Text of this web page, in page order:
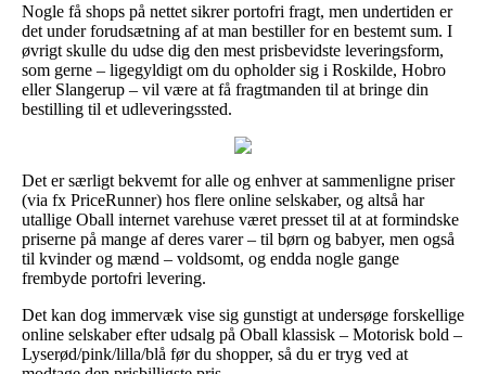
Nogle få shops på nettet sikrer portofri fragt, men undertiden er
det under forudsætning af at man bestiller for en bestemt sum. I
øvrigt skulle du udse dig den mest prisbevidste leveringsform,
som gerne – ligegyldigt om du opholder sig i Roskilde, Hobro
eller Slangerup – vil være at få fragtmanden til at bringe din
bestilling til et udleveringssted.
Det er særligt bekvemt for alle og enhver at sammenligne priser
(via fx PriceRunner) hos flere online selskaber, og altså har
utallige Oball internet varehuse været presset til at at formindske
priserne på mange af deres varer – til børn og babyer, men også
til kvinder og mænd – voldsomt, og endda nogle gange
frembyde portofri levering.
Det kan dog immervæk vise sig gunstigt at undersøge forskellige
online selskaber efter udsalg på Oball klassisk – Motorisk bold –
Lyserød/pink/lilla/blå før du shopper, så du er tryg ved at